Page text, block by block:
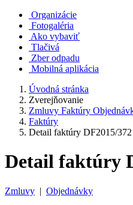
Organizácie
Fotogaléria
Ako vybaviť
Tlačivá
Zber odpadu
Mobilná aplikácia
Úvodná stránka
Zverejňovanie
Zmluvy Faktúry
Faktúry
Detail faktúry DF2015/372
Detail faktúry
Zmluvy | Objednávky